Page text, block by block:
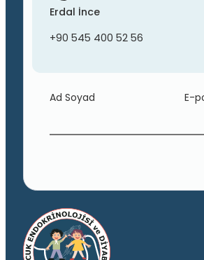
Erdal İnce
+90 545 400 52 56
Ad Soyad E-